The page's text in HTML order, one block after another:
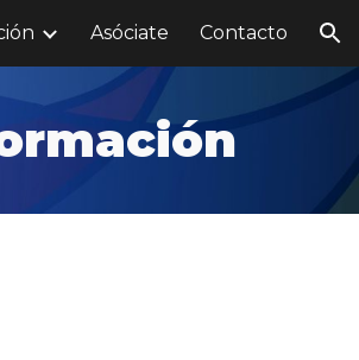
Asóciate Contacto